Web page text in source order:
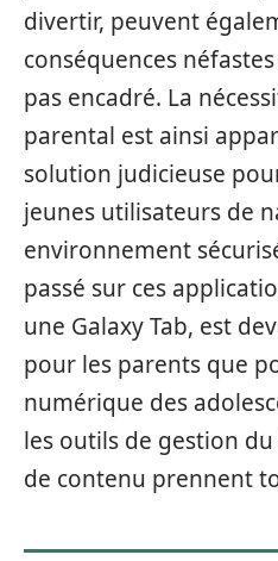
divertir, peuvent
conséquences
pas encadré. La
parental est ainsi
solution judicieuse
jeunes utilisateurs de
environnement
passé sur ces
une Galaxy Tab, est
pour les parents que
numérique des
les outils de gestion
de contenu prennent